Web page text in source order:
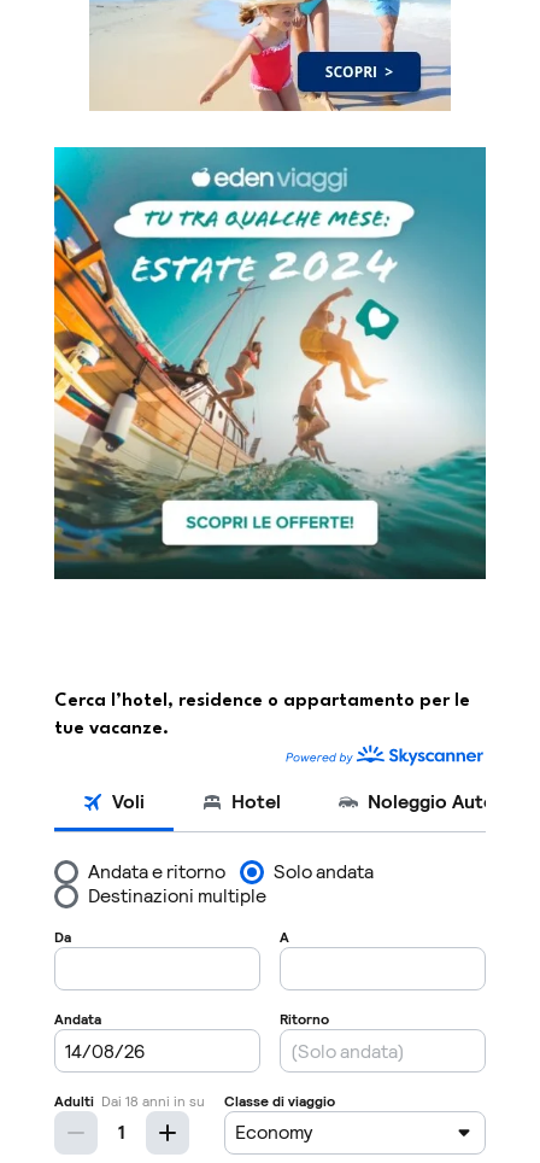
Cerca l’hotel, residence o appartamento per le
tue vacanze.